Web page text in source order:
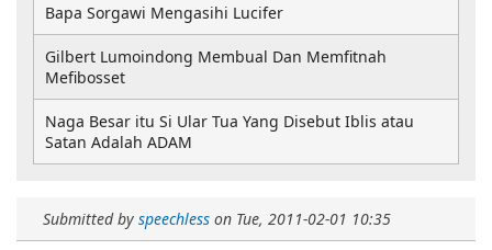
Submitted by speechless on Tue, 2011-02-01 10:35
Bapa Sorgawi Mengasihi Lucifer
Gilbert Lumoindong Membual Dan Memfitnah
Mefibosset
Naga Besar itu Si Ular Tua Yang Disebut Iblis atau
Satan Adalah ADAM